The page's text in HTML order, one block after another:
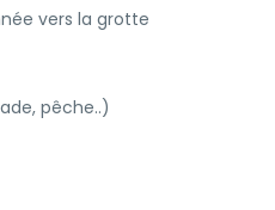
vers la grotte
pêche..)